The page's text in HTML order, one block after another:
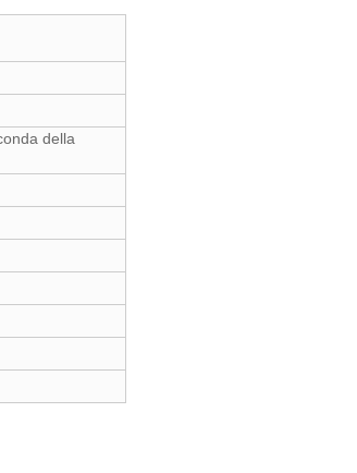
della